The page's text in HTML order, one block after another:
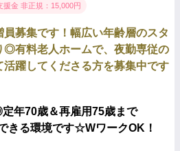
援金 非正規：15,000円
募集です！幅広い年齢層のスタ
有料老人ホームで、夜勤専従の
躍してくださる方を募集中です
年70歳＆再雇用75歳まで
きる環境です☆WワークOK！